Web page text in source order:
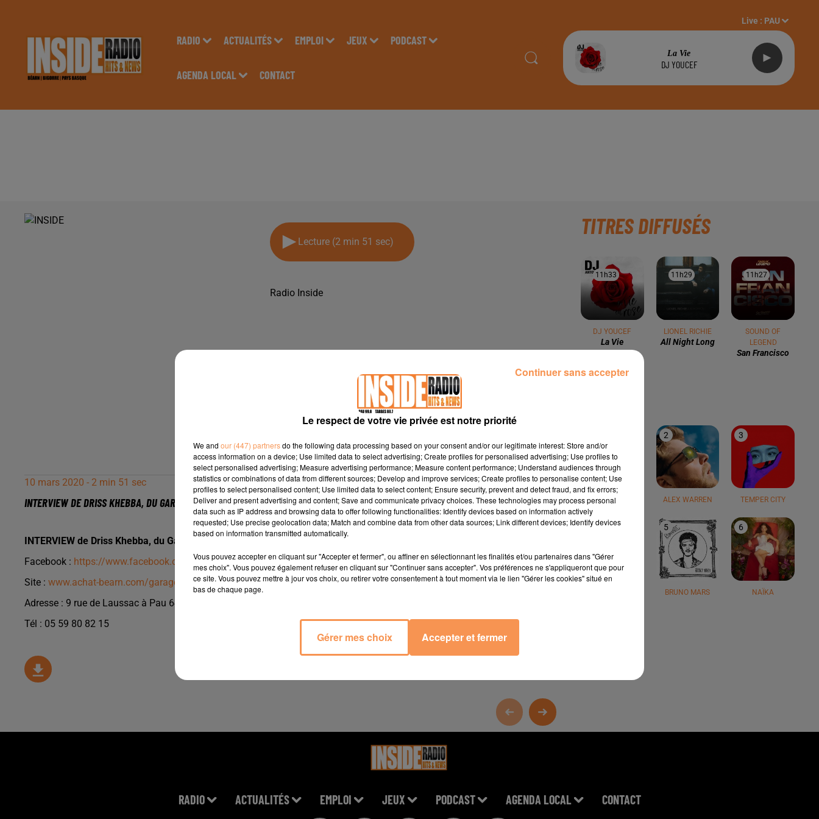
RADIO ACTUALITÉS EMPLOI JEUX PODCAST
AGENDA LOCAL CONTACT
Live : PAU
La Vie
DJ YOUCEF
Lecture (2 min 51 sec)
Radio Inside
10 mars 2020 - 2 min 51 sec
INTERVIEW DE DRISS KHEBBA, DU GARAGE DU FOIRAIL À PAU, DANS LES STUDIOS DE RADIO INSIDE !!!
INTERVIEW de Driss Khebba, du Garage du Foirail à Pau, dans les studios de Radio Inside !!!
Facebook : https://www.facebook.com/Garage-du-Foirail-390590294374995/
Site : www.achat-bearn.com/garage-foirail
Adresse : 9 rue de Laussac à Pau 64000
Tél : 05 59 80 82 15
TITRES DIFFUSÉS
11h33
11h33
DJ YOUCEF
La Vie
11h29
11h29
LIONEL RICHIE
All Night Long
11h27
11h27
SOUND OF
LEGEND
San Francisco
TEDDY SWIMS
2
ALEX WARREN
3
TEMPER CITY
4 5
BRUNO MARS
6
NAÏKA
RADIO ACTUALITÉS EMPLOI JEUX PODCAST AGENDA LOCAL CONTACT
Le respect de votre vie privée est notre priorité
We and our (447) partnersdo the following data processing based on your consent and/or our legitimate interest: Store and/or
access information on a device; Use limited data to select advertising; Create profiles for personalised advertising; Use profiles to
select personalised advertising; Measure advertising performance; Measure content performance; Understand audiences through
statistics or combinations of data from different sources; Develop and improve services; Create profiles to personalise content; Use
profiles to select personalised content; Use limited data to select content; Ensure security, prevent and detect fraud, and fix errors;
Deliver and present advertising and content; Save and communicate privacy choices. These technologies may process personal
data such as IP address and browsing data to offer following functionalities: Identify devices based on information actively
requested; Use precise geolocation data; Match and combine data from other data sources; Link different devices; Identify devices
based on information transmitted automatically.
Vous pouvez accepter en cliquant sur "Accepter et fermer", ou affiner en sélectionnant les finalités et/ou partenaires dans "Gérer
mes choix". Vous pouvez également refuser en cliquant sur "Continuer sans accepter". Vos préférences ne s'appliqueront que pour
ce site. Vous pouvez mettre à jour vos choix, ou retirer votre consentement à tout moment via le lien "Gérer les cookies" situé en
bas de chaque page.
Gérer mes choix Accepter et fermer
Continuer sans accepter